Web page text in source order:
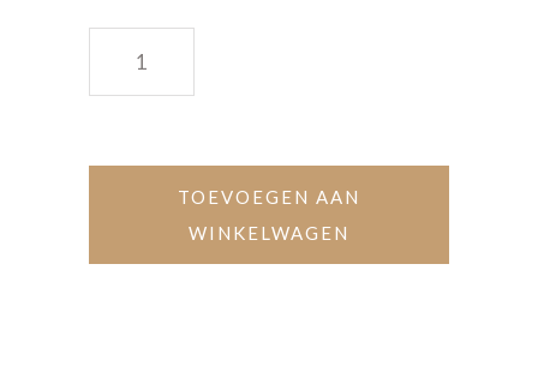
TOEVOEGEN AAN
WINKELWAGEN